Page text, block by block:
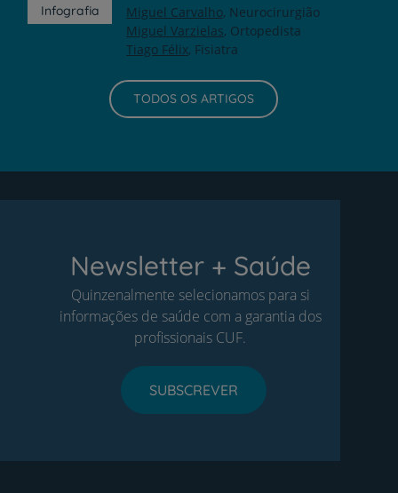
Infografia Miguel Carvalho Neurocirurgião
Miguel Varzielas Ortopedista
Tiago Félix Fisiatra
TODOS OS ARTIGOS
Newsletter + Saúde
Quinzenalmente selecionamos para si
informações de saúde com a garantia dos
profissionais CUF.
SUBSCREVER